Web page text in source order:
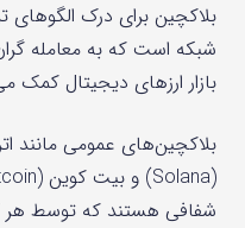
بلاکچین برای درک
شبکه است که به معامله
بازار ارزهای دیجیتال کمک
شفافی هستند که توسط هر